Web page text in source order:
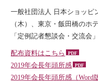
一般社団法人 日本ショッピ
（木）、東京・飯田橋のホ
「定例記者懇談会・交流会
配布資料はこちら
2019年会長年頭所感
2019年会長年頭所感（Word